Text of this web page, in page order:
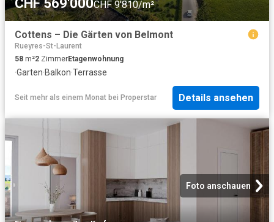
CHF 569'000CHF 9'810/m²
Cottens – Die Gärten von Belmont
Rueyres-St-Laurent
58 m²2 ZimmerEtagenwohnung
·Garten·Balkon·Terrasse
Seit mehr als einem Monat bei Properstar Details ansehen
Foto anschauen